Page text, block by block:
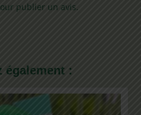
publier un avis.
également :